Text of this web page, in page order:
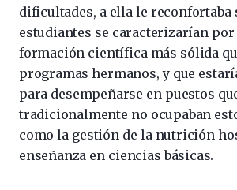
dificultades, a ella le reconfortaba
estudiantes se caracterizarían por
formación científica más sólida
programas hermanos, y que
para desempeñarse en puestos
tradicionalmente no ocupaban
como la gestión de la nutrición
enseñanza en ciencias básicas.